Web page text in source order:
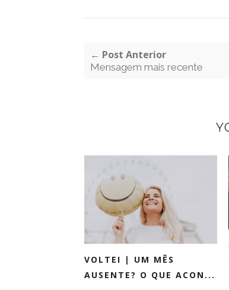
← Post Anterior
Mensagem mais recente
VOLTEI | UM MÊS
AUSENTE? O QUE ACON...